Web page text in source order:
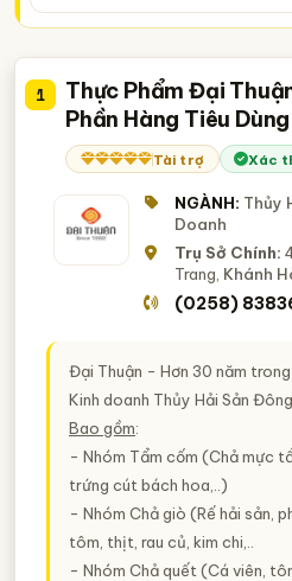
công ty kinh doanh thủy hải sản
nhà cung cấp thủy hải sản
Bến Tre
Cà Mau Hậu
Long An
Ninh Bình Ninh
Quảng Nam
Quảng Ngãi
Tiền Giang
Trà Vinh Vĩnh
1
Thực Phẩm Đại
Phần Hàng Tiêu
Tài trợ Xác
NGÀNH: Thủy
Doanh
Trụ Sở Chính:
Trang, Khánh
(0258)
Đại Thuận - Hơn 30 năm
Kinh doanh Thủy Hải Sản
Bao gồm:
- Nhóm Tẩm cốm (Chả mực
trứng cút bách hoa,..)
- Nhóm Chả giò (Rế hải sản,
tôm, thịt, rau củ, kim chi,..
- Nhóm Chả quết (Cá viên,